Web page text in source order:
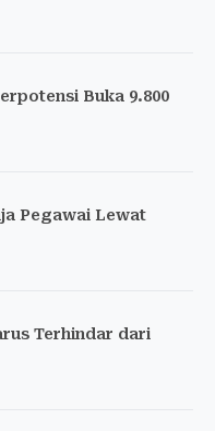
Buka 9.800
Pegawai Lewat
Terhindar dari